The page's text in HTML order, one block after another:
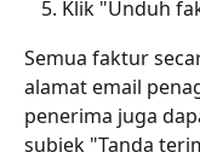
Klik "Unduh
Semua faktur
alamat email
penerima juga
subjek "Tanda